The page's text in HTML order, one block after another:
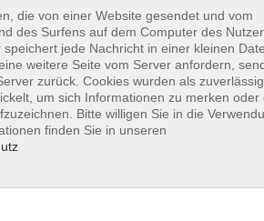
Münster
die von einer Website gesendet und vom
des Surfens auf dem Computer des
jede Nachricht in einer kleinen
weitere Seite vom Server anfordern,
zurück. Cookies wurden als
um sich Informationen zu merken oder
Bitte willigen Sie in die
finden Sie in unseren